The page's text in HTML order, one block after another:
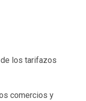
de los tarifazos
comercios y